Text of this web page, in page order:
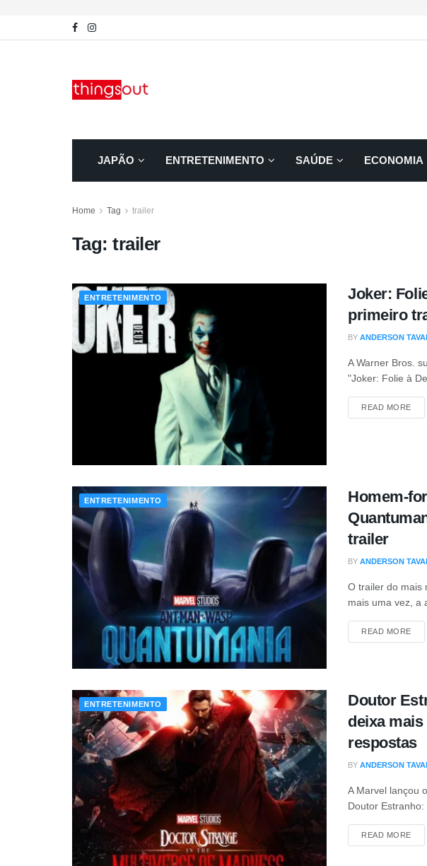
JAPÃO ENTRETENIMENTO SAÚDE ECONOMIA
Home Tag trailer
Tag:trailer
ENTRETENIMENTO
Joker:
primeiro
BY ANDERSON
A Warner Bros.
"Joker: Folie à
READ MORE
ENTRETENIMENTO
Homem-
trailer
BY ANDERSON
O trailer do mais
mais uma vez, a
READ MORE
ENTRETENIMENTO
Doutor
deixa
respostas
BY ANDERSON
A Marvel lançou
Doutor Estranho:
READ MORE